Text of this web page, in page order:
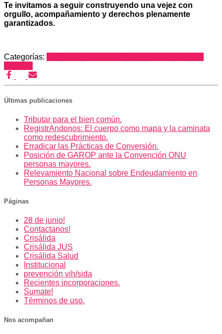
Te invitamos a seguir construyendo una vejez con
orgullo, acompañamiento y derechos plenamente
garantizados.
Categorías:
Últimas publicaciones
Tributar para el bien común.
RegistrAndonos: El cuerpo como mapa y la caminata
como redescubrimiento.
Erradicar las Prácticas de Conversión.
Posición de GAROP ante la Convención ONU
personas mayores.
Relevamiento Nacional sobre Endeudamiento en
Personas Mayores.
Páginas
28 de junio!
Contactanos!
Crisálida
Crisálida JUS
Crisálida Salud
Institucional
prevención vih/sida
Recientes incorporaciones.
Sumate!
Términos de uso.
Nos acompañan